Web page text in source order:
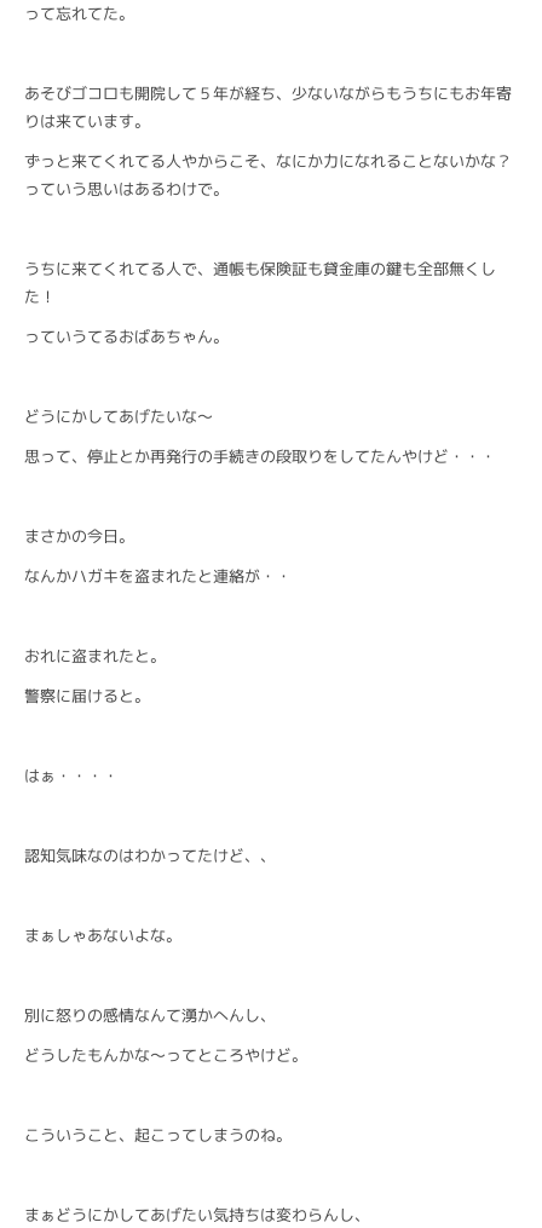
って忘れてた。
あそびゴコロも開院して５年が経ち、少ないながらもうちにもお年寄
りは来ています。
ずっと来てくれてる人やからこそ、なにか力になれることないかな？
っていう思いはあるわけで。
うちに来てくれてる人で、通帳も保険証も貸金庫の鍵も全部無くし
た！
っていうてるおばあちゃん。
どうにかしてあげたいな〜
思って、停止とか再発行の手続きの段取りをしてたんやけど・・・
まさかの今日。
なんかハガキを盗まれたと連絡が・・
おれに盗まれたと。
警察に届けると。
はぁ・・・・
認知気味なのはわかってたけど、、
まぁしゃあないよな。
別に怒りの感情なんて湧かへんし、
どうしたもんかな〜ってところやけど。
こういうこと、起こってしまうのね。
まぁどうにかしてあげたい気持ちは変わらんし、